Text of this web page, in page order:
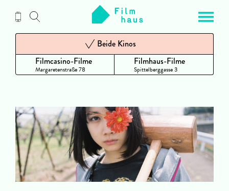
Inhalt
Filmcasino-Filme
Margaretenstraße 78
Beide Kinos
Filmhaus-Filme
Spittelberggasse 3